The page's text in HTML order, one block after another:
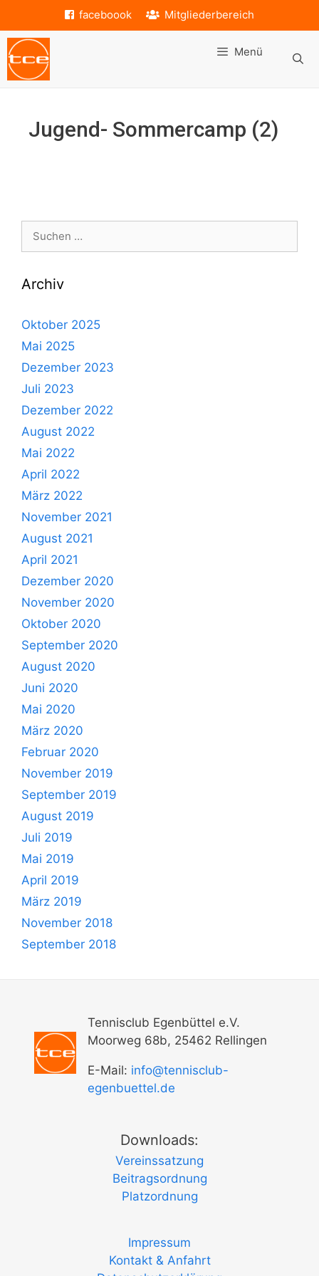
springen
faceboook Mitgliederbereich
Menü
Jugend- Sommercamp (2)
Suche
Archiv
Oktober 2025
Mai 2025
Dezember 2023
Juli 2023
Dezember 2022
August 2022
Mai 2022
April 2022
März 2022
November 2021
August 2021
April 2021
Dezember 2020
November 2020
Oktober 2020
September 2020
August 2020
Juni 2020
Mai 2020
März 2020
Februar 2020
November 2019
September 2019
August 2019
Juli 2019
Mai 2019
April 2019
März 2019
November 2018
September 2018
Tennisclub Egenbüttel e.V.
Moorweg 68b, 25462 Rellingen
E-Mail: info@tennisclub-
egenbuettel.de
Downloads:
Vereinssatzung
Beitragsordnung
Platzordnung
Impressum
Kontakt & Anfahrt